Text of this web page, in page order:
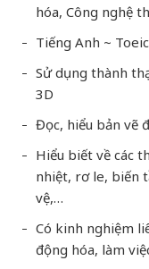
hóa, Công nghệ
Tiếng Anh ~
Sử dụng thành
3D
Đọc, hiểu bản vẽ
Hiểu biết về các
nhiệt, rơ le, biến
vệ,…
Có kinh nghiệm
động hóa, làm